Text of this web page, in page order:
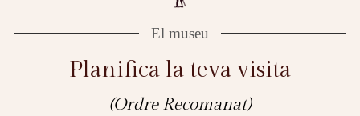
El museu
Planifica la teva visita
(Ordre Recomanat)